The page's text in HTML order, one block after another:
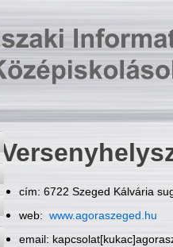
cím: 6722 Szeged Kálvária
web: www.agoraszeged.hu
email: